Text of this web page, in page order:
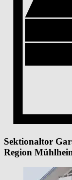
Sektionaltor
Region